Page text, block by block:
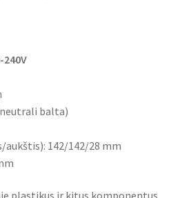
240V
balta)
142/142/28 mm